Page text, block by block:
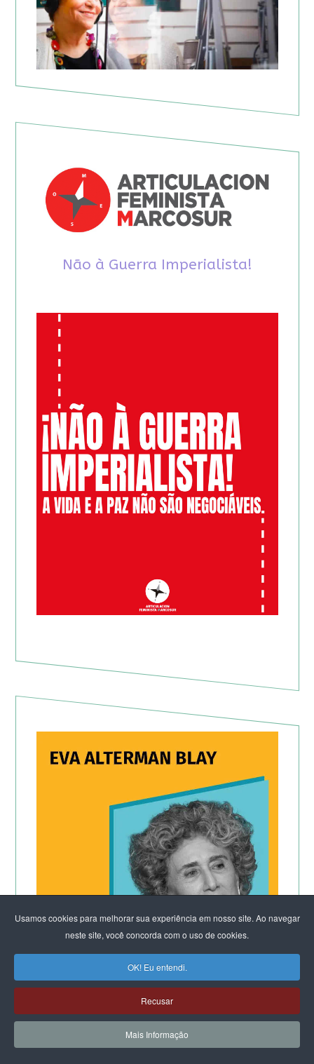
Usamos cookies para melhorar sua experiência em nosso site. Ao navegar
neste site, você concorda com o uso de cookies.
OK! Eu entendi.
Recusar
Mais Informação
Não à Guerra Imperialista!
Por que os homens continuam a